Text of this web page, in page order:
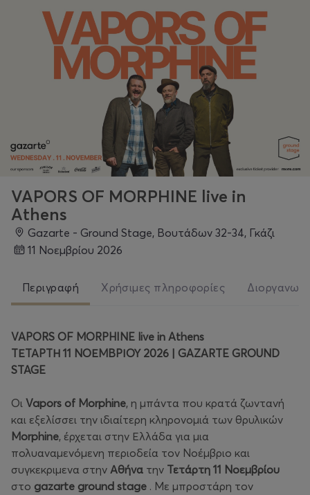
VAPORS OF MORPHINE live in
Athens
Gazarte - Ground Stage, Βουτάδων 32-34, Γκάζι
11 Νοεμβρίου 2026
Περιγραφή Χρήσιμες πληροφορίες
VAPORS OF MORPHINE live in Athens
ΤΕΤΑΡΤΗ 11 ΝΟΕΜΒΡΙΟΥ 2026 | GAZARTE GROUND
STAGE
Οι Vapors of Morphine, η μπάντα που κρατά ζωντανή
και εξελίσσει την ιδιαίτερη κληρονομιά των θρυλικών
Morphine, έρχεται στην Ελλάδα για μια
πολυαναμενόμενη περιοδεία τον Νοέμβριο και
συγκεκριμενα στην Αθήνα την Τετάρτη 11 Νοεμβρίου
στο gazarte ground stage . Με μπροστάρη τον